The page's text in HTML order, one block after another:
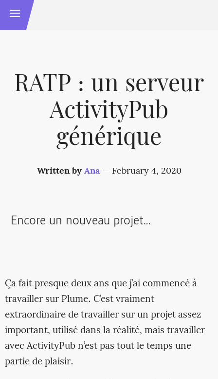
RATP : un serveur
ActivityPub
générique
Written byAna — February 4, 2020
Encore un nouveau projet…
Ça fait presque deux ans que j’ai commencé à
travailler sur Plume. C’est vraiment
extraordinaire de travailler sur un projet assez
important, utilisé dans la réalité, mais travailler
avec ActivityPub n’est pas tout le temps une
partie de plaisir.